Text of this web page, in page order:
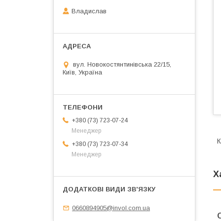
Владислав
вул. Новокостянтинівська 22/15,
Київ, Україна
+380 (73) 723-07-24
Менеджер
+380 (73) 723-07-34
Менеджер
0660894905@invol.com.ua